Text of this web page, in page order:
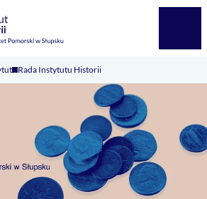
Rada Instytutu Historii